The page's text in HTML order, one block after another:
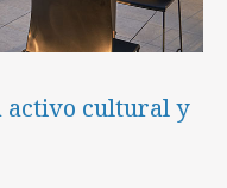
activo cultural y